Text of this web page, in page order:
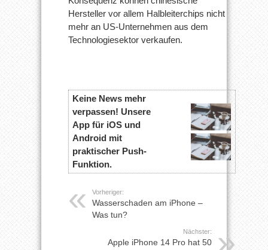
Hersteller vor allem Halbleiterchips nicht
mehr an US-Unternehmen aus dem
Technologiesektor verkaufen.
Keine News mehr
verpassen! Unsere
App für iOS und
Android mit
praktischer Push-
Funktion.
Vorheriger:
Wasserschaden am iPhone –
Was tun?
Nächster:
Apple iPhone 14 Pro hat 50